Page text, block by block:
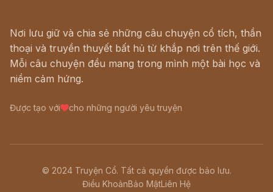
Nơi lưu giữ và chia sẻ những câu chuyện cổ tích, thần
thoại và truyền thuyết bất hủ từ khắp nơi trên thế giới.
Mỗi câu chuyện đều mang trong mình một bài học và
niềm cảm hứng.
Được tạo với cho những người yêu truyện
© 2024 Truyện Cổ. Tất cả quyền được bảo lưu.
Điều KhoảnBảo MậtLiên Hệ